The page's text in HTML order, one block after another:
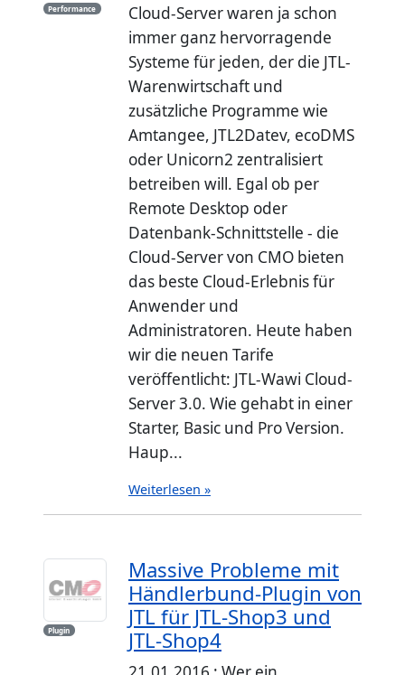
Performance
Cloud-Server waren ja schon
immer ganz hervorragende
Systeme für jeden, der die JTL-
Warenwirtschaft und
zusätzliche Programme wie
Amtangee, JTL2Datev, ecoDMS
oder Unicorn2 zentralisiert
betreiben will. Egal ob per
Remote Desktop oder
Datenbank-Schnittstelle - die
Cloud-Server von CMO bieten
das beste Cloud-Erlebnis für
Anwender und
Administratoren. Heute haben
wir die neuen Tarife
veröffentlicht: JTL-Wawi Cloud-
Server 3.0. Wie gehabt in einer
Starter, Basic und Pro Version.
Haup...
Weiterlesen »
Plugin
Massive Probleme mit
Händlerbund-Plugin von
JTL für JTL-Shop3 und
JTL-Shop4